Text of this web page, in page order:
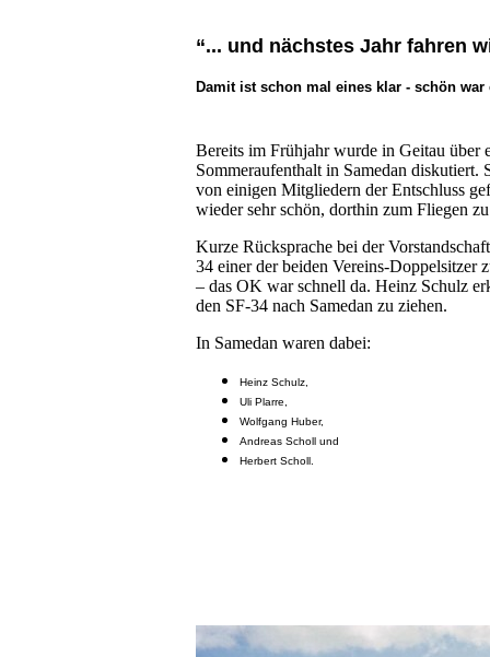
“... und nächstes Jahr fahren
Damit ist schon mal eines klar - schön war
Bereits im Frühjahr wurde in Geitau über
Sommeraufenthalt in Samedan diskutiert.
von einigen Mitgliedern der Entschluss
wieder sehr schön, dorthin zum Fliegen
Kurze Rücksprache bei der
34 einer der beiden Vereins-Doppelsitzer
– das OK war schnell da. Heinz Schulz
den SF-34 nach Samedan zu ziehen.
In Samedan waren dabei:
Heinz Schulz,
Uli Plarre,
Wolfgang Huber,
Andreas Scholl und
Herbert Scholl.